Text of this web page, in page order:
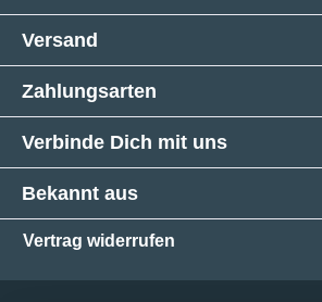
Versand
Zahlungsarten
Verbinde Dich mit uns
Bekannt aus
Vertrag widerrufen